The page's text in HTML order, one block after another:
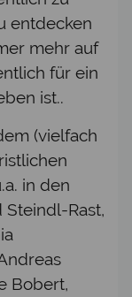
entdecken
mehr auf
für ein
ist..
(vielfach
in den
Rast,
Bobert,